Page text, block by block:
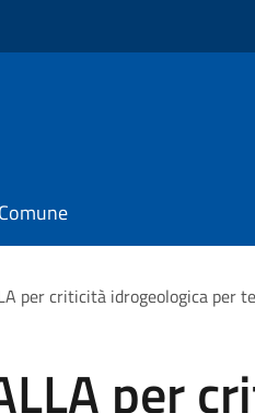
per criticità idrogeologica
per